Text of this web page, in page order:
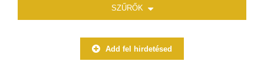
SZŰRŐK
Add fel hirdetésed